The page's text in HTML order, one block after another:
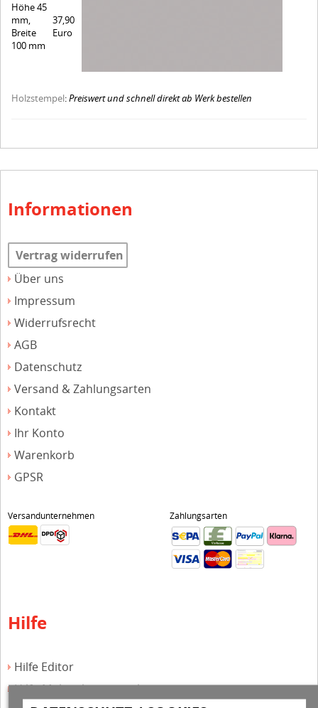
Höhe 45
mm,
Breite
100 mm
37,90
Euro
Holzstempel:Preiswert und schnell direkt ab Werk bestellen
Informationen
Vertrag widerrufen
Über uns
Impressum
Widerrufsrecht
AGB
Datenschutz
Versand & Zahlungsarten
Kontakt
Ihr Konto
Warenkorb
GPSR
Versandunternehmen Zahlungsarten
Hilfe
Hilfe Editor
Hilfe-Multicolorstempel